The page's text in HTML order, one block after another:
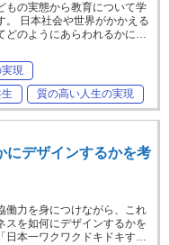
もの実態から教育について学
。 日本社会や世界がかかえる
どのようにあらわれるかに…
現
質の高い人生の実現
にデザインするかを考
働力を身につけながら、これ
スを如何にデザインするかを
日本一ワクワクドキドキす…